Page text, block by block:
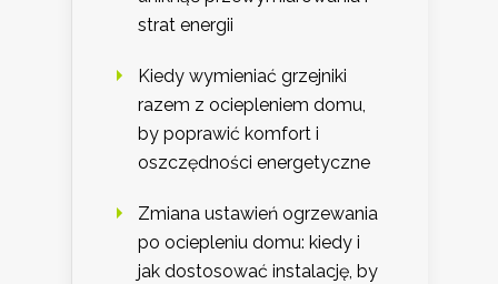
strat energii
Kiedy wymieniać grzejniki
razem z ociepleniem domu,
by poprawić komfort i
oszczędności energetyczne
Zmiana ustawień ogrzewania
po ociepleniu domu: kiedy i
jak dostosować instalację, by